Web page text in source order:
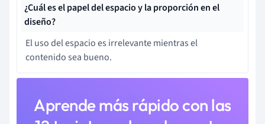
¿Cuál es el papel del espacio y la proporción en el
diseño?
El uso del espacio es irrelevante mientras el
contenido sea bueno.
Aprende más rápido con las